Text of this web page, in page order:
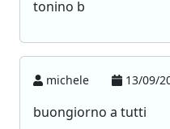
tonino b
michele 13/09/
buongiorno a tutti